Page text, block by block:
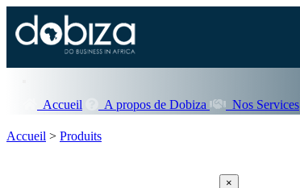
Accueil A propos de Dobiza Nos Services
Accueil > Produits
×